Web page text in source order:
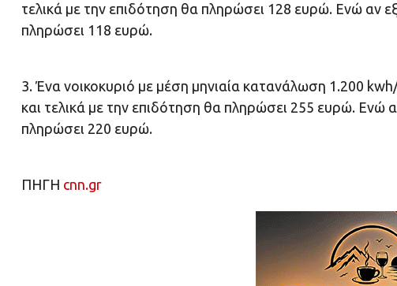
τελικά με την επιδότηση θα πληρώσει 128 ευρώ. Ενώ αν
πληρώσει 118 ευρώ.
3. Ένα νοικοκυριό με μέση μηνιαία κατανάλωση 1.200
και τελικά με την επιδότηση θα πληρώσει 255 ευρώ. Ενώ
πληρώσει 220 ευρώ.
ΠΗΓΗ cnn.gr